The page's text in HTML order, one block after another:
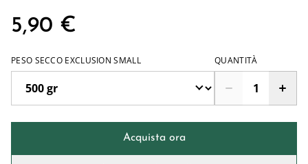
5,90 €
PESO SECCO EXCLUSION SMALL QUANTITÀ
Acquista ora